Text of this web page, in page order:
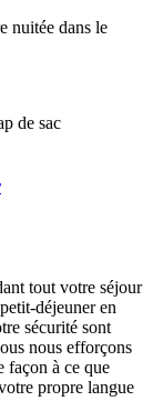
nuitée dans le
de sac
tout votre séjour
déjeuner en
sécurité sont
nous efforçons
façon à ce que
propre langue